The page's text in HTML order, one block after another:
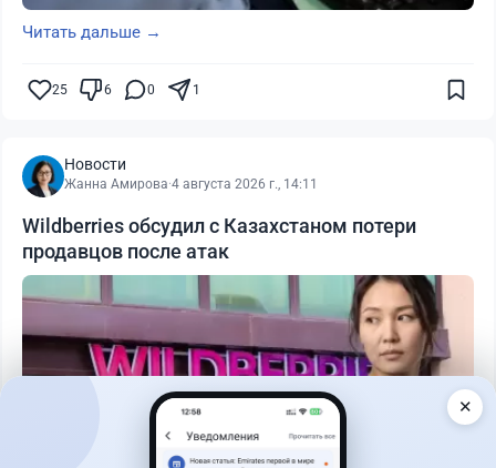
Читать дальше →
25 6 0 1
Новости
Жанна Амирова·4 августа 2026 г., 14:11
Wildberries обсудил с Казахстаном потери
продавцов после атак
✕